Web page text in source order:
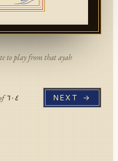
to play from that ayah
٦٠٤ NEXT →